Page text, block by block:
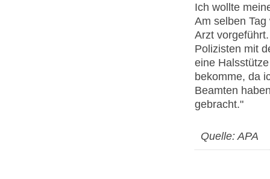
Ich wollte
Am selben
Arzt
Polizisten mit
eine
bekomme, da
Beamten
gebracht."
Quelle: APA